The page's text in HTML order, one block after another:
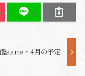
tane・4月の予定